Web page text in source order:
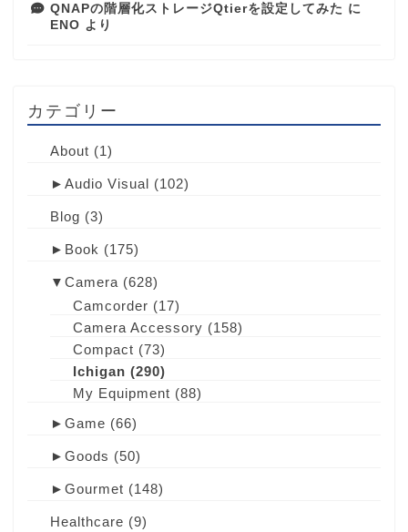
QNAPの階層化ストレージQtierを設定してみた に
ENO より
カテゴリー
About (1)
► Audio Visual (102)
Blog (3)
► Book (175)
▼ Camera (628)
Camcorder (17)
Camera Accessory (158)
Compact (73)
Ichigan (290)
My Equipment (88)
► Game (66)
► Goods (50)
► Gourmet (148)
Healthcare (9)